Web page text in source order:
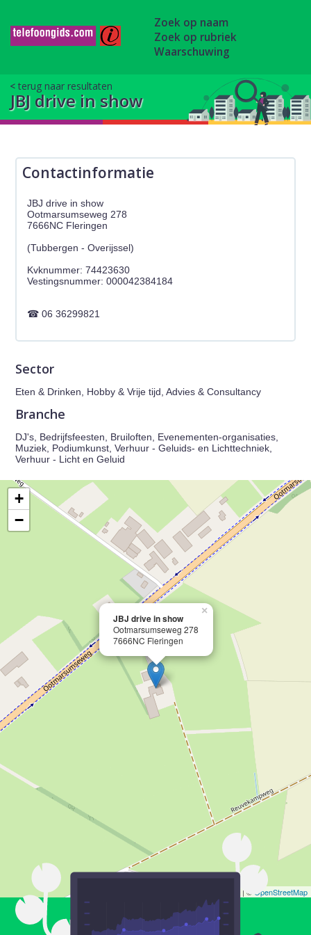
Zoek op naam
Zoek op rubriek
Waarschuwing
terug naar resultaten
JBJ drive in show
Contactinformatie
JBJ drive in show
Ootmarsumseweg 278
7666NC Fleringen
(Tubbergen - Overijssel)
Kvknummer: 74423630
06 36299821
Sector
Eten & Drinken, Hobby & Vrije tijd, Advies & Consultancy
Branche
DJ's, Bedrijfsfeesten, Bruiloften, Evenementen-organisaties,
Muziek, Podiumkunst, Verhuur - Geluids- en Lichttechniek,
Verhuur - Licht en Geluid
JBJ drive in show
Ootmarsumseweg 278
7666NC Fleringen
×
+
−
| © OpenStreetMap